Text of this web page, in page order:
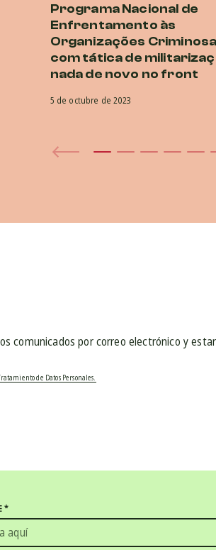
Programa Nacional de
Enfrentamento às
Organizações
com tática de
nada de novo no front
5 de octubre de 2023
comunicados por correo electrónico y
de Datos Personales.
*